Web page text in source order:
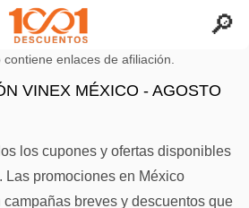
contiene enlaces de afiliación.
VINEX MÉXICO - AGOSTO
los cupones y ofertas disponibles
Las promociones en México
breves y descuentos que